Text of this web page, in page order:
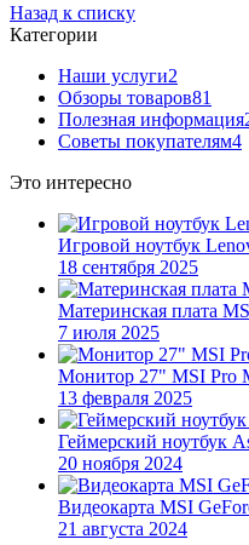
Назад к списку
Категории
Наши услуги2
Обзоры товаров81
Полезная информация
Советы покупателям4
Это интересно
Игровой ноутбук
18 сентября 2025
Материнская плата
7 июля 2025
Монитор 27" MSI Pro
13 февраля 2025
Геймерский ноутбук
20 ноября 2024
Видеокарта MSI
21 августа 2024